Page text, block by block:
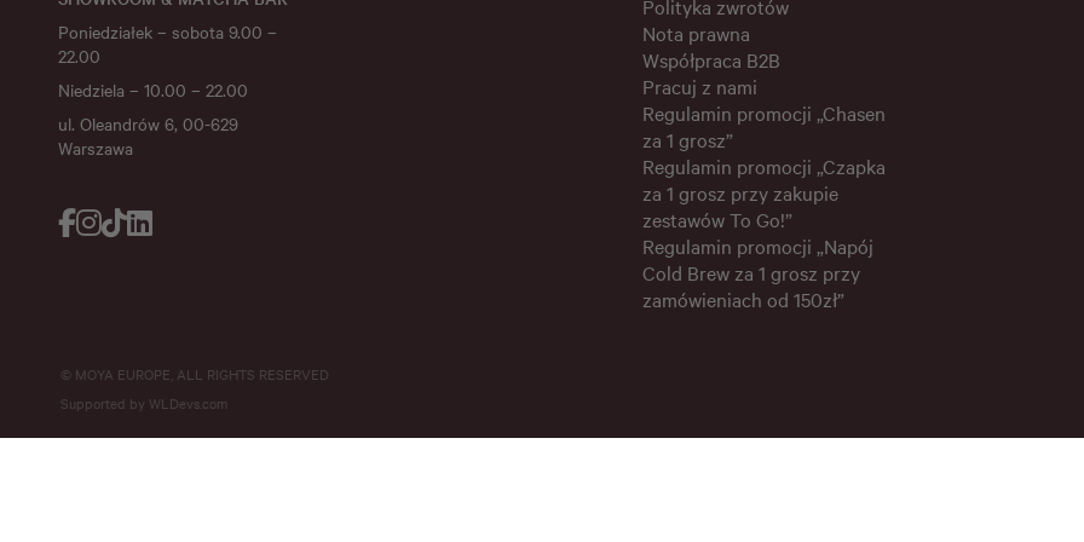
Poniedziałek – sobota 9.00 –
22.00
Niedziela – 10.00 – 22.00
ul. Oleandrów 6, 00-629
Warszawa
Polityka zwrotów
Nota prawna
Współpraca B2B
Pracuj z nami
Regulamin promocji „Chasen
za 1 grosz”
Regulamin promocji „Czapka
za 1 grosz przy zakupie
zestawów To Go!”
Regulamin promocji „Napój
Cold Brew za 1 grosz przy
zamówieniach od 150zł”
© MOYA EUROPE, ALL RIGHTS RESERVED
Supported by WLDevs.com